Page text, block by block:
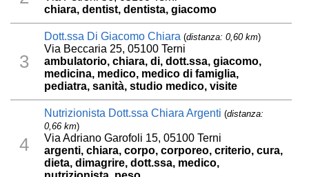
chiara, dentist, dentista, giacomo
3
Dott.ssa Di Giacomo Chiara (distanza: 0,60 km)
Via Beccaria 25, 05100 Terni
ambulatorio, chiara, di, dott.ssa, giacomo,
medicina, medico, medico di famiglia,
pediatra, sanità, studio medico, visite
4
Nutrizionista Dott.ssa Chiara Argenti (distanza:
0,66 km)
Via Adriano Garofoli 15, 05100 Terni
argenti, chiara, corpo, corporeo, criterio, cura,
dieta, dimagrire, dott.ssa, medico,